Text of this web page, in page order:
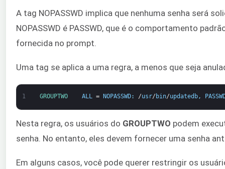
A tag NOPASSWD implica que nenhuma senha será
NOPASSWD é PASSWD, que é o comportamento
fornecida no prompt.
Uma tag se aplica a uma regra, a menos que seja
1 GROUPTWO ALL = NOPASSWD: /usr/ bin/updatedb,
Nesta regra, os usuários do GROUPTWO podem
senha. No entanto, eles devem fornecer uma senha
Em alguns casos, você pode querer restringir os